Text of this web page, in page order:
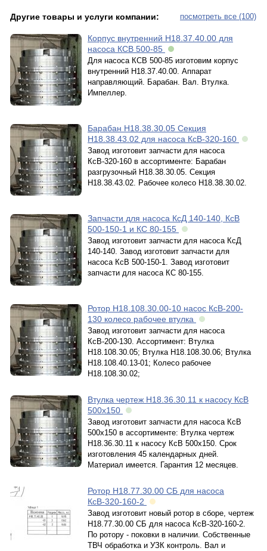
посмотреть все (100)
Другие товары и услуги компании:
Корпус внутренний Н18.37.40.00 для
насоса КСВ 500-85
Для насоса КСВ 500-85 изготовим корпус
внутренний Н18.37.40.00. Аппарат
направляющий. Барабан. Вал. Втулка.
Импеллер.
Барабан Н18.38.30.05 Секция
Н18.38.43.02 для насоса КсВ-320-160
Завод изготовит запчасти для насоса
КсВ-320-160 в ассортименте: Барабан
разгрузочный Н18.38.30.05. Секция
Н18.38.43.02. Рабочее колесо Н18.38.30.02.
Запчасти для насоса КсД 140-140, КсВ
500-150-1 и КС 80-155
Завод изготовит запчасти для насоса КсД
140-140. Завод изготовит запчасти для
насоса КсВ 500-150-1. Завод изготовит
запчасти для насоса КС 80-155.
Ротор Н18.108.30.00-10 насос КсВ-200-
130 колесо рабочее втулка
Завод изготовит запчасти для насоса
КсВ-200-130. Ассортимент: Втулка
Н18.108.30.05; Втулка Н18.108.30.06; Втулка
Н18.108.40.13-01; Колесо рабочее
Н18.108.30.02;
Втулка чертеж Н18.36.30.11 к насосу КсВ
500х150
Завод изготовит запчасти для насоса КсВ
500х150 в ассортименте: Втулка чертеж
Н18.36.30.11 к насосу КсВ 500х150. Срок
изготовления 45 календарных дней.
Материал имеется. Гарантия 12 месяцев.
Ротор Н18.77.30.00 СБ для насоса
КсВ-320-160-2
Завод изготовит новый ротор в сборе, чертеж
Н18.77.30.00 СБ для насоса КсВ-320-160-2.
По ротору - поковки в наличии. Собственные
ТВЧ обработка и УЗК контроль. Вал и